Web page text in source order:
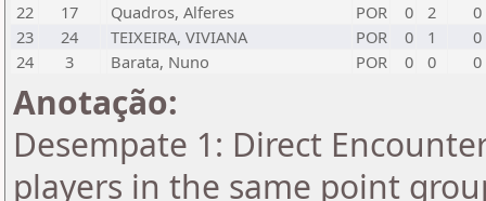
22
17 Quadros, Alferes POR 0 2
0
23
24 TEIXEIRA, VIVIANA POR 0 1
0
24
3 Barata, Nuno POR 0 0 0
Anotação:
Desempate 1: Direct
players in the same point